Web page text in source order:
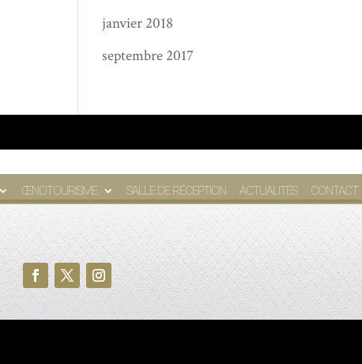
janvier 2018
septembre 2017
ŒNOTOURISME SALLE DE RÉCEPTION ACTUALITÉS CONTACT